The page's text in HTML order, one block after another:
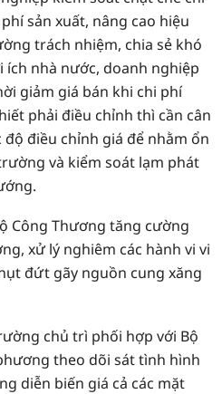
sản xuất, nâng cao hiệu
trách nhiệm, chia sẻ khó
ích nhà nước, doanh nghiệp
giảm giá bán khi chi phí
phải điều chỉnh thì cần cân
điều chỉnh giá để nhằm ổn
và kiểm soát lạm phát
Công Thương tăng cường
xử lý nghiêm các hành vi vi
đứt gãy nguồn cung xăng
chủ trì phối hợp với Bộ
theo dõi sát tình hình
diễn biến giá cả các mặt